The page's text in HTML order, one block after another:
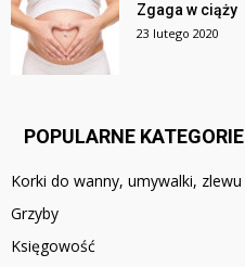
Zgaga w ciąży
23 lutego 2020
POPULARNE KATEGORIE
Korki do wanny, umywalki, zlewu
Grzyby
Księgowość